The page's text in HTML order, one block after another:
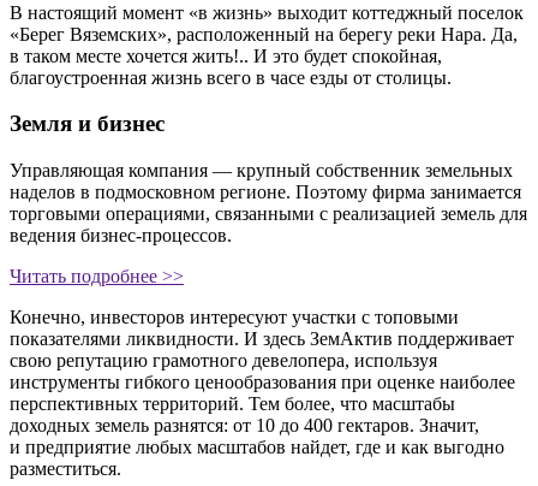
В настоящий момент «в жизнь» выходит коттеджный поселок
«Берег Вяземских», расположенный на берегу реки Нара. Да,
в таком месте хочется жить!.. И это будет спокойная,
благоустроенная жизнь всего в часе езды от столицы.
Земля и бизнес
Управляющая компания — крупный собственник земельных
наделов в подмосковном регионе. Поэтому фирма занимается
торговыми операциями, связанными с реализацией земель для
ведения бизнес-процессов.
Читать подробнее >>
Конечно, инвесторов интересуют участки с топовыми
показателями ликвидности. И здесь ЗемАктив поддерживает
свою репутацию грамотного девелопера, используя
инструменты гибкого ценообразования при оценке наиболее
перспективных территорий. Тем более, что масштабы
доходных земель разнятся: от 10 до 400 гектаров. Значит,
и предприятие любых масштабов найдет, где и как выгодно
разместиться.